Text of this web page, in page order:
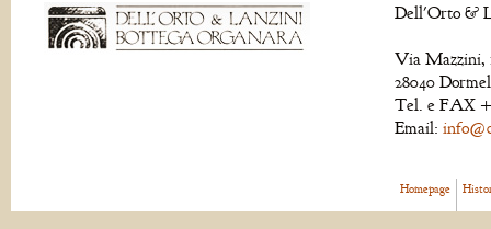
Dell'Orto &
Via Mazzini,
28040
Tel. e FAX
Email:
Homepage